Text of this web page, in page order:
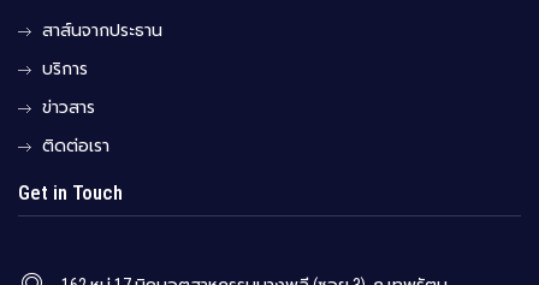
สาส์นจากประธาน
บริการ
ข่าวสาร
ติดต่อเรา
Get in Touch